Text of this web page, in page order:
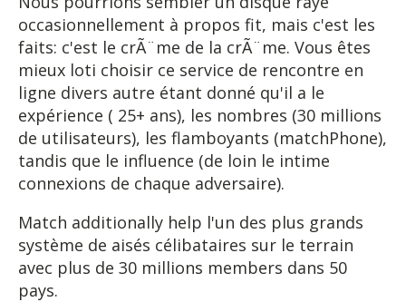
occasionnellement à propos fit, mais c'est les
faits: c'est le crÃ¨me de la crÃ¨me. Vous êtes
mieux loti choisir ce service de rencontre en
ligne divers autre étant donné qu'il a le
expérience ( 25+ ans), les nombres (30 millions
de utilisateurs), les flamboyants (matchPhone),
tandis que le influence (de loin le intime
connexions de chaque adversaire).
Match additionally help l'un des plus grands
système de aisés célibataires sur le terrain
avec plus de 30 millions members dans 50
pays.